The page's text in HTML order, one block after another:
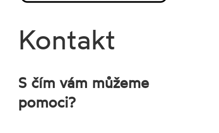
Kontakt
S čím vám můžeme
pomoci?